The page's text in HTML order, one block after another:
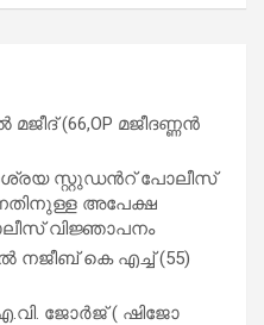
(66,OP മജീദണ്ണൻ
സ്റ്റുഡന്‍റ് പോലീസ്
അപേക്ഷ
വിജ്ഞാപനം
നജീബ് കെ എച്ച് (55)
ജോ​ർ​ജ് ( ഷിജോ